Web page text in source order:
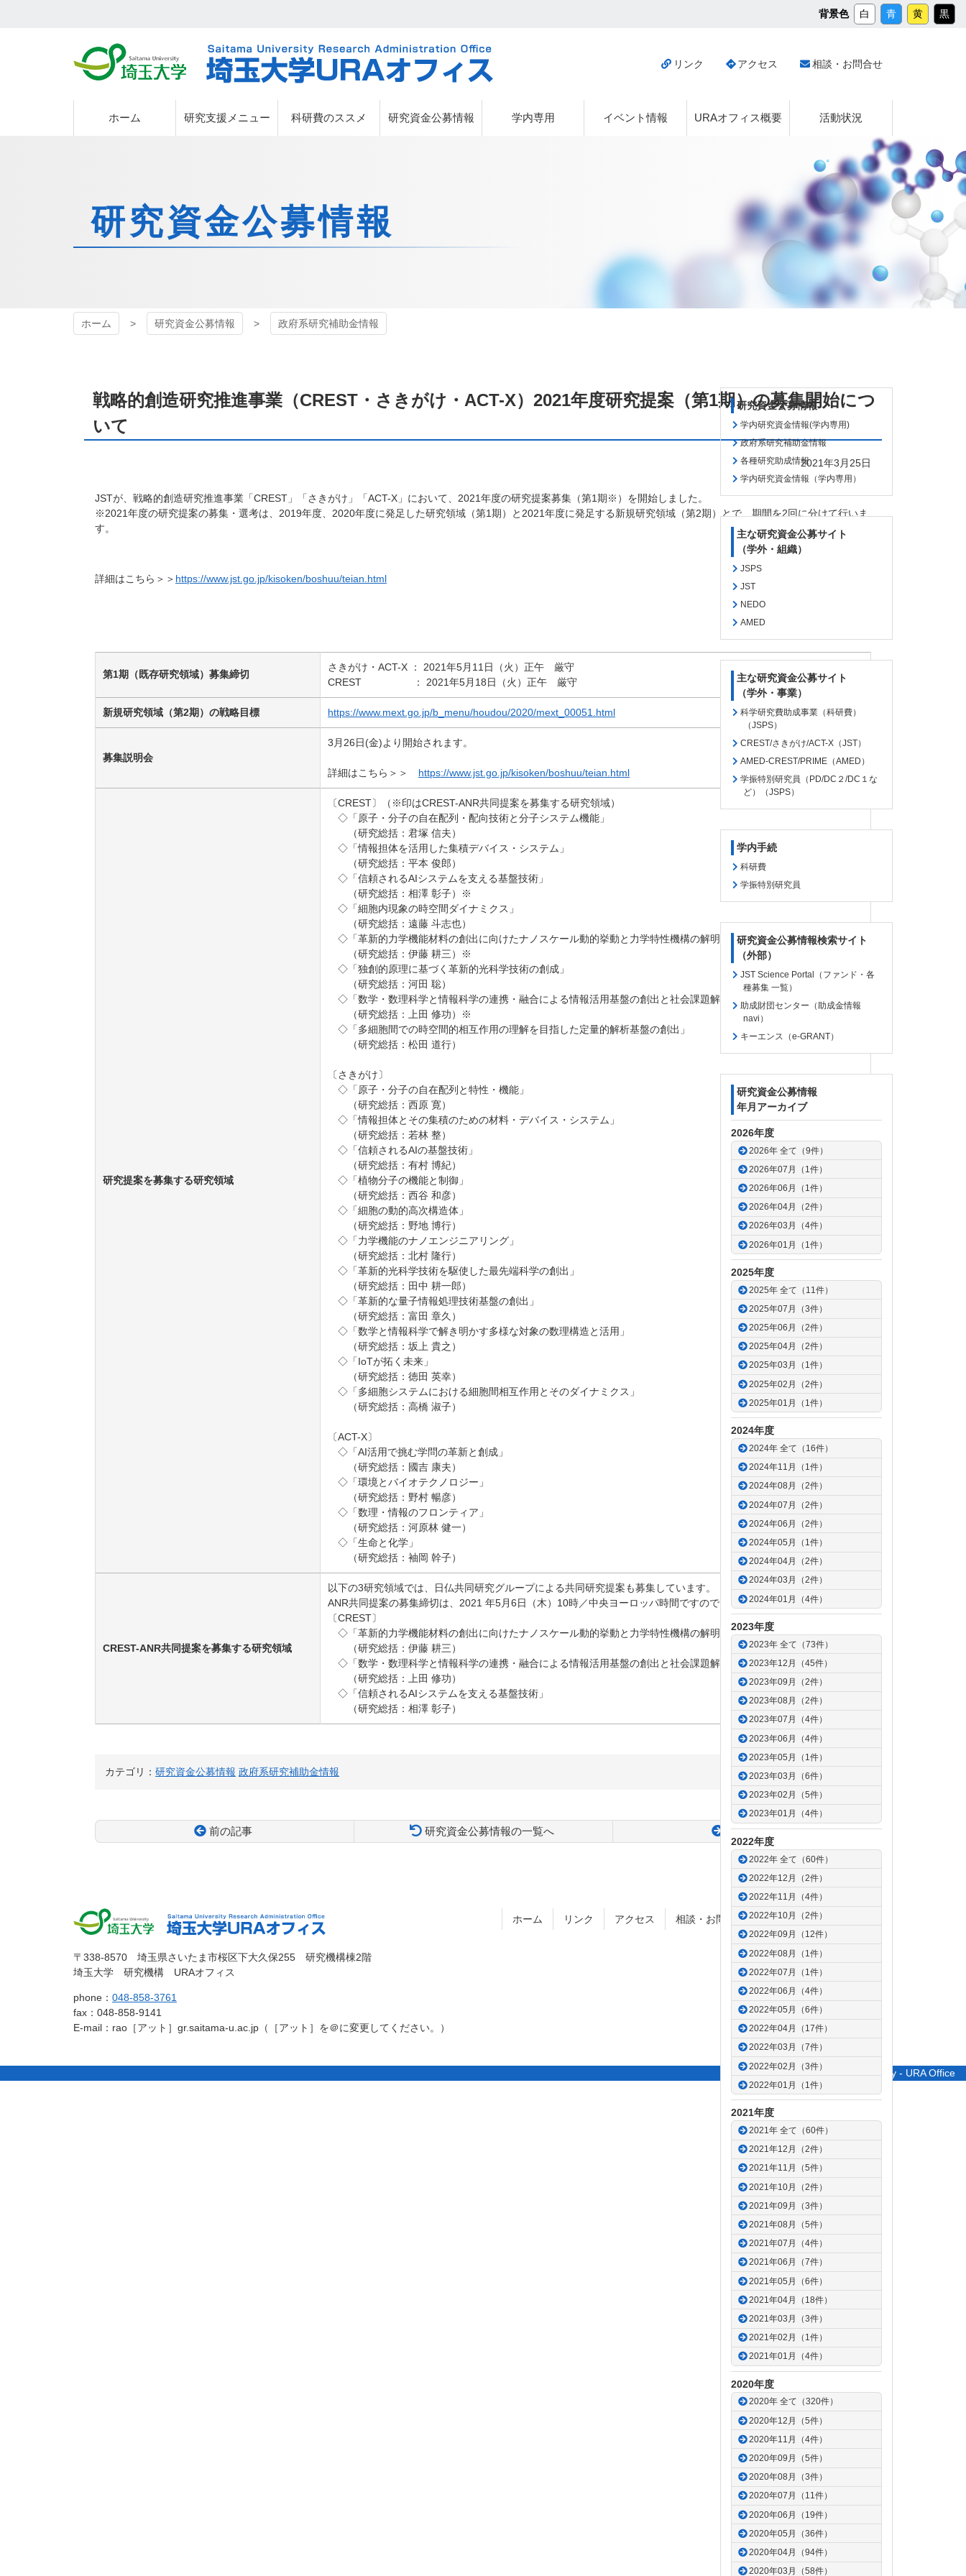
ン
プ
背景色 白 青 黄 黒
埼玉大学URAオフィス
埼玉大学
リンク アクセス 相談・お問合せ
ホーム 研究支援メニュー 科研費のススメ 研究資金公募情報 学内専用 イベント情報 URAオフィス概要 活動状況
研究資金公募情報
ホーム 研究資金公募情報
政府系研究補助金情報
研究資金公募情報
学内研究資金情報(学内専用)
政府系研究補助金情報
各種研究助成情報
学内研究資金情報（学内専用）
主な研究資金公募サイト
（学外・組織）
JSPS
JST
NEDO
AMED
主な研究資金公募サイト
（学外・事業）
科学研究費助成事業（科研費）
（JSPS）
CREST/さきがけ/ACT-X（JST）
AMED-CREST/PRIME（AMED）
学振特別研究員（PD/DC２/DC１な
ど）（JSPS）
学内手続
科研費
学振特別研究員
研究資金公募情報検索サイト
（外部）
JST Science Portal（ファンド・各
種募集 一覧）
助成財団センター（助成金情報
navi）
キーエンス（e-GRANT）
研究資金公募情報
年月アーカイブ
2026年度
2026年 全て（9件）
2026年07月（1件）
2026年06月（1件）
2026年04月（2件）
2026年03月（4件）
2026年01月（1件）
2025年度
2025年 全て（11件）
2025年07月（3件）
2025年06月（2件）
2025年04月（2件）
2025年03月（1件）
2025年02月（2件）
2025年01月（1件）
2024年度
2024年 全て（16件）
2024年11月（1件）
2024年08月（2件）
2024年07月（2件）
2024年06月（2件）
2024年05月（1件）
2024年04月（2件）
2024年03月（2件）
2024年01月（4件）
2023年度
2023年 全て（73件）
2023年12月（45件）
2023年09月（2件）
2023年08月（2件）
2023年07月（4件）
2023年06月（4件）
2023年05月（1件）
2023年03月（6件）
2023年02月（5件）
2023年01月（4件）
2022年度
2022年 全て（60件）
2022年12月（2件）
2022年11月（4件）
2022年10月（2件）
2022年09月（12件）
2022年08月（1件）
2022年07月（1件）
2022年06月（4件）
2022年05月（6件）
2022年04月（17件）
2022年03月（7件）
2022年02月（3件）
2022年01月（1件）
2021年度
2021年 全て（60件）
2021年12月（2件）
2021年11月（5件）
2021年10月（2件）
2021年09月（3件）
2021年08月（5件）
2021年07月（4件）
2021年06月（7件）
2021年05月（6件）
2021年04月（18件）
2021年03月（3件）
2021年02月（1件）
2021年01月（4件）
2020年度
2020年 全て（320件）
2020年12月（5件）
2020年11月（4件）
2020年09月（5件）
2020年08月（3件）
2020年07月（11件）
2020年06月（19件）
2020年05月（36件）
2020年04月（94件）
2020年03月（58件）
戦略的創造研究推進事業（CREST・さきがけ・ACT-X）2021年度研究提案（第1期）の募集開始につ
いて
2021年3月25日
JSTが、戦略的創造研究推進事業「CREST 」「さきがけ」「ACT-X 」において、 2021年度の研究提案募集（第1期※）を開始しました。
※2021年度の研究提案の募集・選考は、 2019年度、 2020年度に発足した研究領域（第1期）と 2021年度に発足する新規研究領域（第2期）とで、期間を2回に分けて行いま
す。
詳細はこちら＞＞ https://www.jst.go.jp/kisoken/boshuu/teian.html
第1期（既存研究領域）募集締切
さきがけ・ ACT-X ： 2021年5月 11 日（火）正午 厳守
CREST
： 2021年5月 18日（火）正午 厳守
新規研究領域（第2期）の戦略目標 https://www.mext.go.jp/b_menu/houdou/2020/mext_00051.html
募集説明会
3月26日(金)より開始されます。
詳細はこちら＞＞ https://www.jst.go.jp/kisoken/boshuu/teian.html
研究提案を募集する研究領域
〔CREST〕（※印はCREST-ANR共同提案を募集する研究領域）
◇「原子・分子の自在配列・配向技術と分子システム機能」
（研究総括：君塚 信夫）
◇「情報担体を活用した集積デバイス・システム」
（研究総括：平本 俊郎）
◇「信頼されるAIシステムを支える基盤技術」
（研究総括：相澤 彰子）※
◇「細胞内現象の時空間ダイナミクス」
（研究総括：遠藤 斗志也）
◇「革新的力学機能材料の創出に向けたナノスケール動的挙動と力学特性機構の解明」
（研究総括：伊藤 耕三）※
◇「独創的原理に基づく革新的光科学技術の創成」
（研究総括：河田 聡）
◇「数学・数理科学と情報科学の連携・融合による情報活用基盤の創出と社会課題解決に向けた展開」
（研究総括：上田 修功）※
◇「多細胞間での時空間的相互作用の理解を目指した定量的解析基盤の創出」
（研究総括：松田 道行）
〔さきがけ〕
◇「原子・分子の自在配列と特性・機能」
（研究総括：西原 寛）
◇「情報担体とその集積のための材料・デバイス・システム」
（研究総括：若林 整）
◇「信頼されるAIの基盤技術」
（研究総括：有村 博紀）
◇「植物分子の機能と制御」
（研究総括：西谷 和彦）
◇「細胞の動的高次構造体」
（研究総括：野地 博行）
◇「力学機能のナノエンジニアリング」
（研究総括：北村 隆行）
◇「革新的光科学技術を駆使した最先端科学の創出」
（研究総括：田中 耕一郎）
◇「革新的な量子情報処理技術基盤の創出」
（研究総括：富田 章久）
◇「数学と情報科学で解き明かす多様な対象の数理構造と活用」
（研究総括：坂上 貴之）
◇「IoTが拓く未来」
（研究総括：徳田 英幸）
◇「多細胞システムにおける細胞間相互作用とそのダイナミクス」
（研究総括：高橋 淑子）
〔ACT-X〕
◇「AI活用で挑む学問の革新と創成」
（研究総括：國吉 康夫）
◇「環境とバイオテクノロジー」
（研究総括：野村 暢彦）
◇「数理・情報のフロンティア」
（研究総括：河原林 健一）
◇「生命と化学」
（研究総括：袖岡 幹子）
CREST-ANR共同提案を募集する研究領域
以下の3研究領域では、日仏共同研究グループによる共同研究提案も募集しています。
ANR共同提案の募集締切は、 2021 年5月6日（木） 10時／中央ヨーロッパ時間ですので、ご注意ください。
〔CREST〕
◇「革新的力学機能材料の創出に向けたナノスケール動的挙動と力学特性機構の解明」
（研究総括：伊藤 耕三）
◇「数学・数理科学と情報科学の連携・融合による情報活用基盤の創出と社会課題解決に向けた展開」
（研究総括：上田 修功）
◇「信頼されるAIシステムを支える基盤技術」
（研究総括：相澤 彰子）
カテゴリ： 研究資金公募情報 政府系研究補助金情報
前の記事 研究資金公募情報の一覧へ 次の記事
本
の
先
へ
戻
る
頭
戻
る
埼玉大
学
埼玉大学
URAオフィ
ス
〒338-8570 埼玉県さいたま市桜区下大久保255 研究機構棟2階
埼玉大学 研究機構 URAオフィス
phone： 048-858-3761
fax：048-858-9141
E-mail：rao［アット］gr.saitama-u.ac.jp（［アット］を＠に変更してください。）
ホーム リンク アクセス 相談・お問合せ サイトポリシー
© Saitama University - URA Office